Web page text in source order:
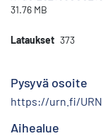
31.76 MB
Lataukset 373
Pysyvä osoite
https://urn.fi/
Aihealue